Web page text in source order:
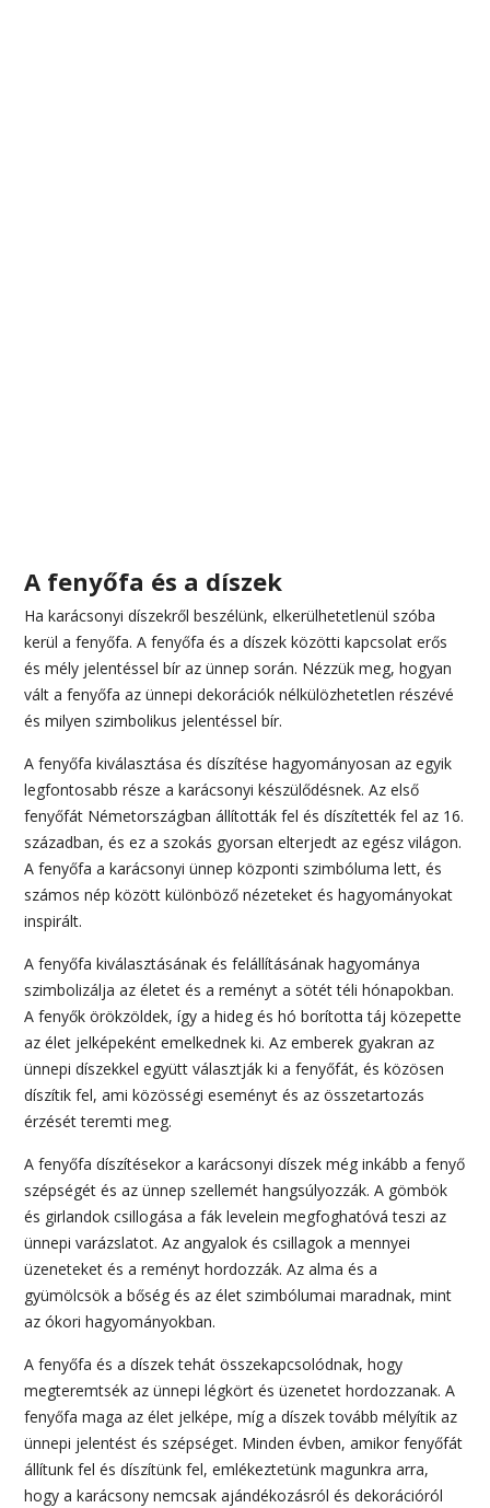
A fenyőfa és a díszek
Ha karácsonyi díszekről beszélünk, elkerülhetetlenül szóba
kerül a fenyőfa. A fenyőfa és a díszek közötti kapcsolat erős
és mély jelentéssel bír az ünnep során. Nézzük meg, hogyan
vált a fenyőfa az ünnepi dekorációk nélkülözhetetlen részévé
és milyen szimbolikus jelentéssel bír.
A fenyőfa kiválasztása és díszítése hagyományosan az egyik
legfontosabb része a karácsonyi készülődésnek. Az első
fenyőfát Németországban állították fel és díszítették fel az 16.
században, és ez a szokás gyorsan elterjedt az egész világon.
A fenyőfa a karácsonyi ünnep központi szimbóluma lett, és
számos nép között különböző nézeteket és hagyományokat
inspirált.
A fenyőfa kiválasztásának és felállításának hagyománya
szimbolizálja az életet és a reményt a sötét téli hónapokban.
A fenyők örökzöldek, így a hideg és hó borította táj közepette
az élet jelképeként emelkednek ki. Az emberek gyakran az
ünnepi díszekkel együtt választják ki a fenyőfát, és közösen
díszítik fel, ami közösségi eseményt és az összetartozás
érzését teremti meg.
A fenyőfa díszítésekor a karácsonyi díszek még inkább a fenyő
szépségét és az ünnep szellemét hangsúlyozzák. A gömbök
és girlandok csillogása a fák levelein megfoghatóvá teszi az
ünnepi varázslatot. Az angyalok és csillagok a mennyei
üzeneteket és a reményt hordozzák. Az alma és a
gyümölcsök a bőség és az élet szimbólumai maradnak, mint
az ókori hagyományokban.
A fenyőfa és a díszek tehát összekapcsolódnak, hogy
megteremtsék az ünnepi légkört és üzenetet hordozzanak. A
fenyőfa maga az élet jelképe, míg a díszek tovább mélyítik az
ünnepi jelentést és szépséget. Minden évben, amikor fenyőfát
állítunk fel és díszítünk fel, emlékeztetünk magunkra arra,
hogy a karácsony nemcsak ajándékozásról és dekorációról